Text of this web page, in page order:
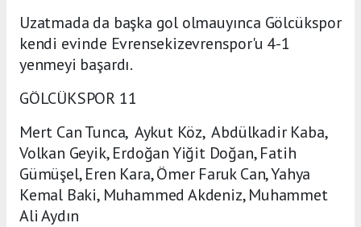
Uzatmada da başka gol olmauyınca Gölcükspor
kendi evinde Evrensekizevrenspor'u 4-1
yenmeyi başardı.
GÖLCÜKSPOR 11
Mert Can Tunca, Aykut Köz, Abdülkadir Kaba,
Volkan Geyik, Erdoğan Yiğit Doğan, Fatih
Gümüşel, Eren Kara, Ömer Faruk Can, Yahya
Kemal Baki, Muhammed Akdeniz, Muhammet
Ali Aydın